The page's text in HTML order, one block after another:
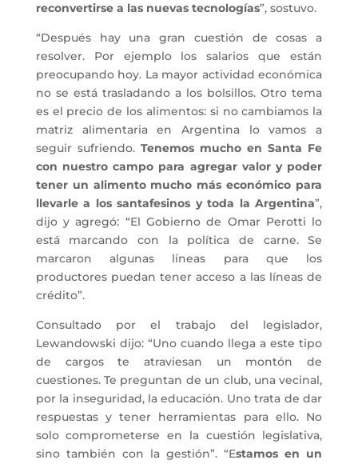
reconvertirse a las nuevas tecnologías”, sostuvo.
“Después hay una gran cuestión de cosas a
resolver. Por ejemplo los salarios que están
preocupando hoy. La mayor actividad económica
no se está trasladando a los bolsillos. Otro tema
es el precio de los alimentos: si no cambiamos la
matriz alimentaria en Argentina lo vamos a
seguir sufriendo.Tenemos mucho en Santa Fe
con nuestro campo para agregar valor y poder
tener un alimento mucho más económico para
llevarle a los santafesinos y toda la Argentina”,
dijo y agregó: “El Gobierno de Omar Perotti lo
está marcando con la política de carne. Se
marcaron algunas líneas para que los
productores puedan tener acceso a las líneas de
crédito”.
Consultado por el trabajo del legislador,
Lewandowski dijo: “Uno cuando llega a este tipo
de cargos te atraviesan un montón de
cuestiones. Te preguntan de un club, una vecinal,
por la inseguridad, la educación. Uno trata de dar
respuestas y tener herramientas para ello. No
solo comprometerse en la cuestión legislativa,
sino también con la gestión”. “Estamos en un